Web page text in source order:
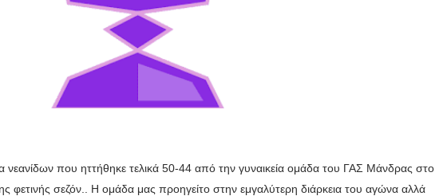
που ηττήθηκε τελικά 50-44 από την γυναικεία ομάδα του ΓΑΣ Μάνδρας στο
φετινής σεζόν.. Η ομάδα μας προηγείτο στην εμγαλύτερη διάρκεια του αγώνα αλλά